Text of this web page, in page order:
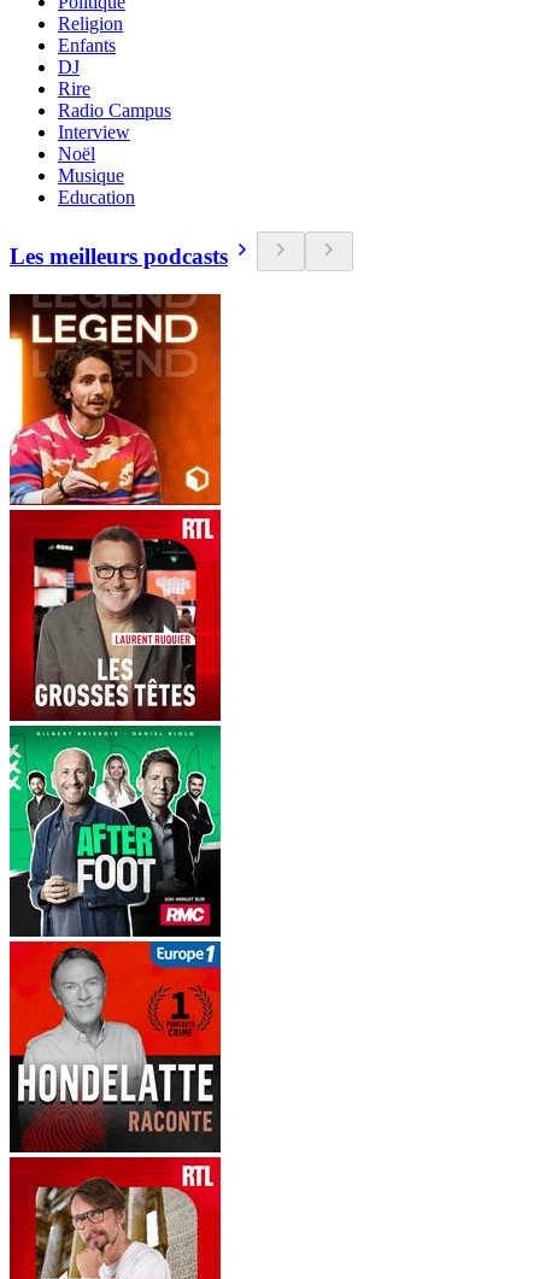
Religion
Enfants
DJ
Rire
Radio Campus
Interview
Noël
Musique
Education
Les meilleurs podcasts